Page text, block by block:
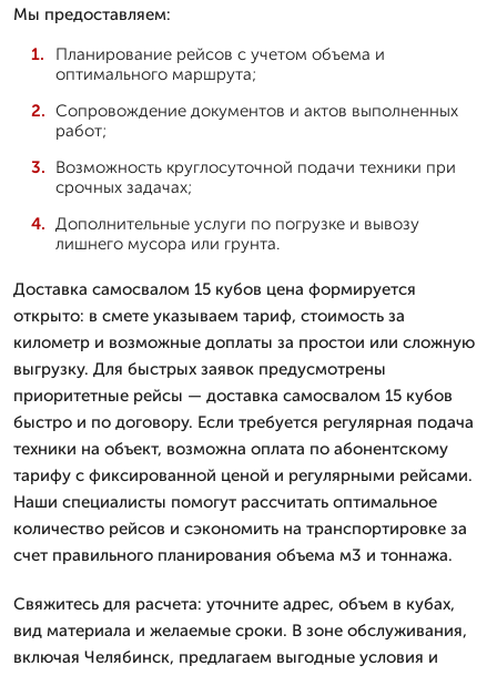
Мы предоставляем:
Планирование рейсов с учетом объема и
оптимального маршрута;
Сопровождение документов и актов выполненных
работ;
Возможность круглосуточной подачи техники при
срочных задачах;
Дополнительные услуги по погрузке и вывозу
лишнего мусора или грунта.
Доставка самосвалом 15 кубов цена формируется
открыто: в смете указываем тариф, стоимость за
километр и возможные доплаты за простои или сложную
выгрузку. Для быстрых заявок предусмотрены
приоритетные рейсы — доставка самосвалом 15 кубов
быстро и по договору. Если требуется регулярная подача
техники на объект, возможна оплата по абонентскому
тарифу с фиксированной ценой и регулярными рейсами.
Наши специалисты помогут рассчитать оптимальное
количество рейсов и сэкономить на транспортировке за
счет правильного планирования объема м3 и тоннажа.
Свяжитесь для расчета: уточните адрес, объем в кубах,
вид материала и желаемые сроки. В зоне обслуживания,
включая Челябинск, предлагаем выгодные условия и